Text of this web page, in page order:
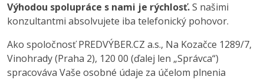
Výhodou spolupráce s nami je rýchlosť.S našimi
konzultantmi absolvujete iba telefonický pohovor.
Ako spoločnosť PREDVÝBER.CZ a.s., Na Kozačce 1289/7,
Vinohrady (Praha 2), 120 00 (ďalej len „Správca“)
spracováva Vaše osobné údaje za účelom plnenia